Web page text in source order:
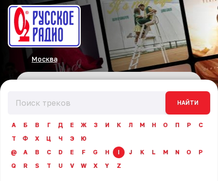
Москва
НАЙТИ
А Б В Г Д Е Ж З И К Л М Н О П Р
С
Т
Ф Х Ц Ч Э
Ю
@
A B C D E F G H I J K L M N O
P
Q
R S T U V W X Y Z